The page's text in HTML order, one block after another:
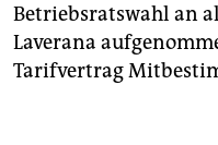
Betriebsratswahl an
Laverana
Tarifvertrag